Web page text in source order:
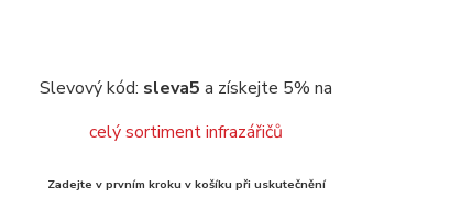
Slevový kód: sleva5 a získejte 5% na
celý sortiment infrazářičů
Zadejte v prvním kroku v košíku při uskutečnění